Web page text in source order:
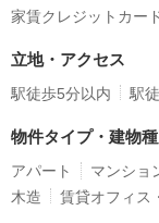
家賃クレジットカー
立地・アクセス
駅徒歩5分以内 駅
物件タイプ・建物種
アパート マンショ
木造
賃貸オフィス